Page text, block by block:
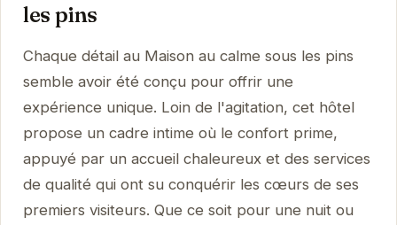
les pins
Chaque détail au Maison au calme sous les pins
semble avoir été conçu pour offrir une
expérience unique. Loin de l'agitation, cet hôtel
propose un cadre intime où le confort prime,
appuyé par un accueil chaleureux et des services
de qualité qui ont su conquérir les cœurs de ses
premiers visiteurs. Que ce soit pour une nuit ou